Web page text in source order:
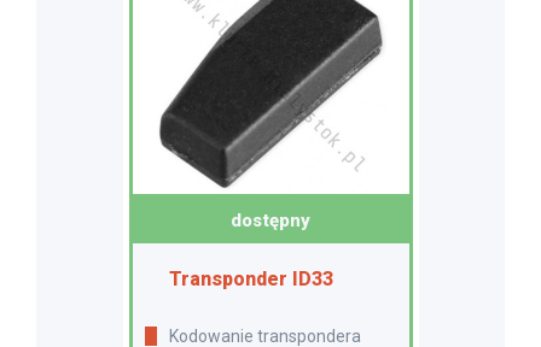
dostępny
Transponder ID33
Kodowanie transpondera